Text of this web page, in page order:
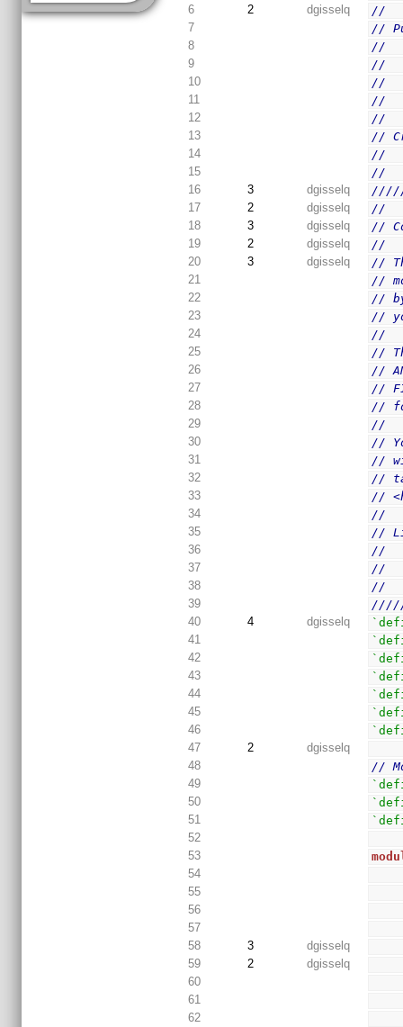
6
2 dgisselq
//
7
//
8
//
9
//
10
//
11
//
12
//
13
//
14
//
15
//
16
3 dgisselq
17
2 dgisselq
//
18
3 dgisselq
//
19
2 dgisselq
//
20
3 dgisselq
//
21
//
22
//
23
//
24
//
25
//
26
//
27
//
28
//
29
//
30
//
31
//
32
//
33
//
34
//
35
//
36
//
37
//
38
//
39
40
4 dgisselq
41
42
43
44
45
46
47
2
dgisselq
48
//
49
50
51
52
53
54
55
56
57
58
3
dgisselq
59
2
dgisselq
60
61
62